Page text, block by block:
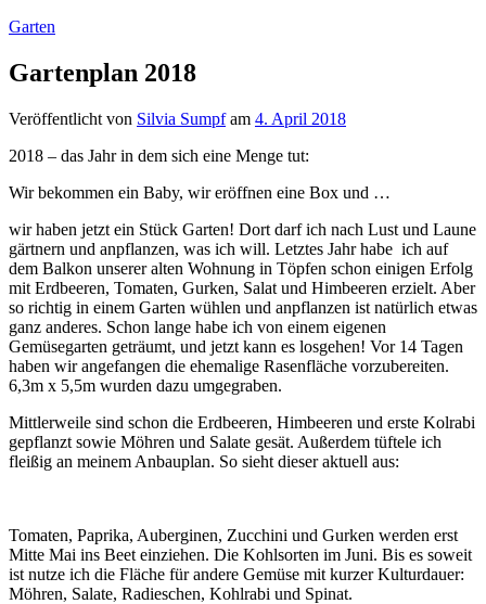
Garten
Gartenplan 2018
Veröffentlicht von Silvia Sumpfam 4. April 2018
2018 – das Jahr in dem sich eine Menge tut:
Wir bekommen ein Baby, wir eröffnen eine Box und …
wir haben jetzt ein Stück Garten! Dort darf ich nach Lust und Laune
gärtnern und anpflanzen, was ich will. Letztes Jahr habe ich auf
dem Balkon unserer alten Wohnung in Töpfen schon einigen Erfolg
mit Erdbeeren, Tomaten, Gurken, Salat und Himbeeren erzielt. Aber
so richtig in einem Garten wühlen und anpflanzen ist natürlich etwas
ganz anderes. Schon lange habe ich von einem eigenen
Gemüsegarten geträumt, und jetzt kann es losgehen! Vor 14 Tagen
haben wir angefangen die ehemalige Rasenfläche vorzubereiten.
6,3m x 5,5m wurden dazu umgegraben.
Mittlerweile sind schon die Erdbeeren, Himbeeren und erste Kolrabi
gepflanzt sowie Möhren und Salate gesät. Außerdem tüftele ich
fleißig an meinem Anbauplan. So sieht dieser aktuell aus:
Tomaten, Paprika, Auberginen, Zucchini und Gurken werden erst
Mitte Mai ins Beet einziehen. Die Kohlsorten im Juni. Bis es soweit
ist nutze ich die Fläche für andere Gemüse mit kurzer Kulturdauer:
Möhren, Salate, Radieschen, Kohlrabi und Spinat.